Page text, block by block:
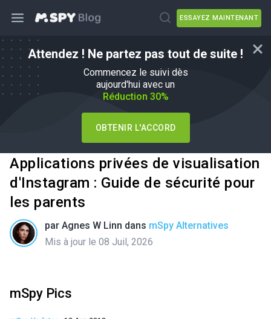
ESSAYEZ MAINTENANT
Attendez ! Ne partez pas tout de suite !
Commencez le suivi dès
aujourd'hui avec un
Réduction 30%
OBTENIR L'ACCORD
Applications privées de visualisation
d'Instagram : Guide de sécurité pour
les parents
par Agnes W Linn dans mSpy Alternatives
Mis à jour le 08 Juil, 2026
mSpy Pics